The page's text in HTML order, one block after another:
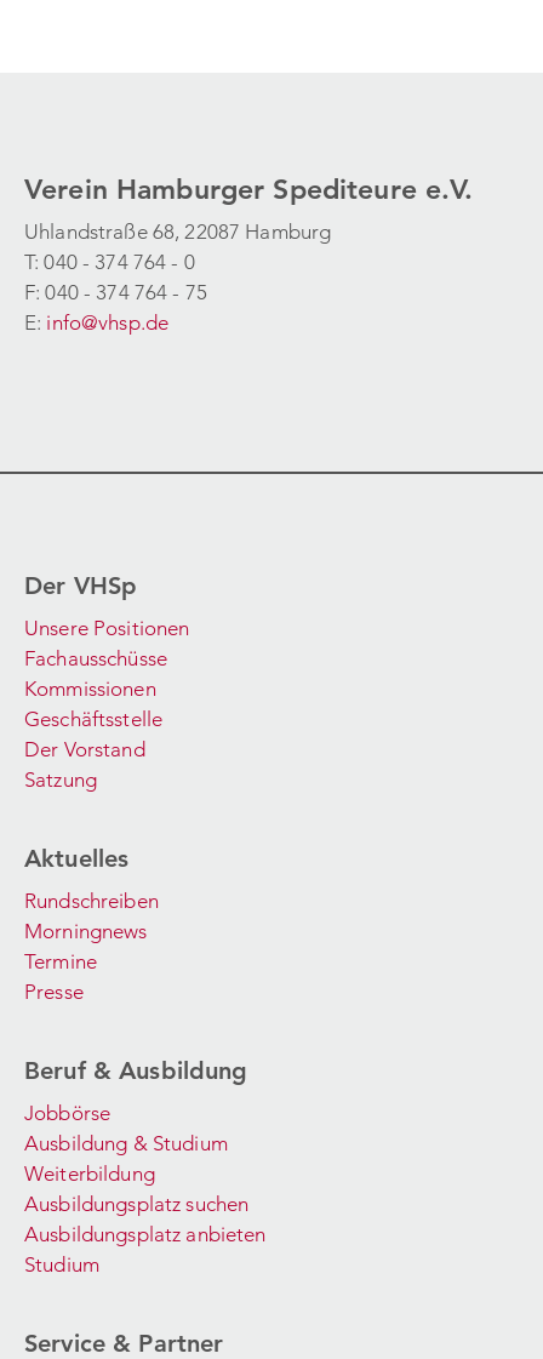
Verein Hamburger Spediteure e.V.
Uhlandstraße 68, 22087 Hamburg
T: 040 - 374 764 - 0
F: 040 - 374 764 - 75
E: info@vhsp.de
Der VHSp
Unsere Positionen
Fachausschüsse
Kommissionen
Geschäftsstelle
Der Vorstand
Satzung
Aktuelles
Rundschreiben
Morningnews
Termine
Presse
Beruf & Ausbildung
Jobbörse
Ausbildung & Studium
Weiterbildung
Ausbildungsplatz suchen
Ausbildungsplatz anbieten
Studium
Service & Partner